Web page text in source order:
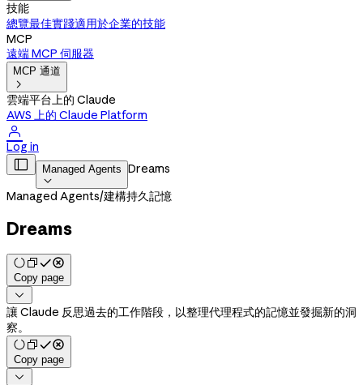
技能
總覽最佳實踐適用於企業的技能
MCP
遠端 MCP 伺服器
MCP 通道

雲端平台上的 Claude
AWS 上的 Claude Platform

Log in
 Managed Agents

Dreams
Managed Agents/建構持久記憶
Dreams
Copy page

讓 Claude 反思過去的工作階段，以整理代理程式的記憶並發掘新的洞
察。
Copy page
